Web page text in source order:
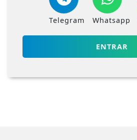
Telegram Whatsapp
ENTRAR